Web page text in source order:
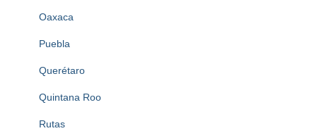
Oaxaca
Puebla
Querétaro
Quintana Roo
Rutas